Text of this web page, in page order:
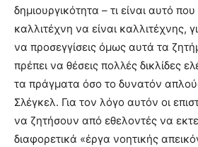
δημιουργικότητα – τι είναι αυτό
καλλιτέχνη να είναι καλλιτέχνης,
να προσεγγίσεις όμως αυτά τα
πρέπει να θέσεις πολλές δικλίδες
τα πράγματα όσο το δυνατόν
Σλέγκελ. Για τον λόγο αυτόν οι
να ζητήσουν από εθελοντές να
διαφορετικά «έργα νοητικής